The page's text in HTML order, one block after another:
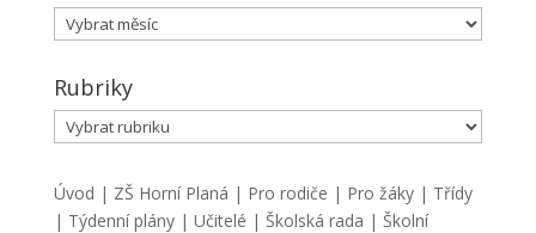
Archiv
Rubriky
Rubriky
Úvod | ZŠ Horní Planá | Pro rodiče | Pro žáky| Třídy
| Týdenní plány| Učitelé | Školská rada | Školní